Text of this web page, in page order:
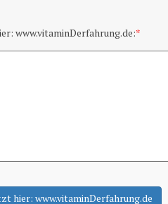
www.vitaminDerfahrung.de:*